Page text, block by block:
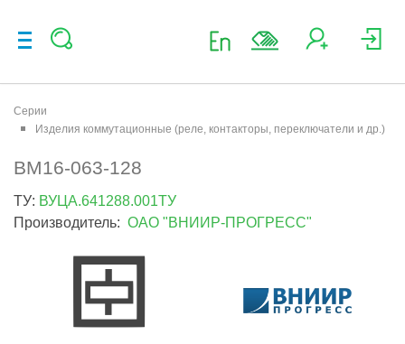
Серии
Изделия коммутационные (реле, контакторы, переключатели и др.)
ВМ16-063-128
ТУ: ВУЦА.641288.001ТУ
Производитель: ОАО "ВНИИР-ПРОГРЕСС"